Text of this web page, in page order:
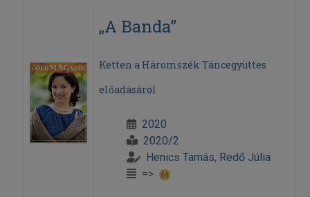
„A Banda”
Ketten a Háromszék Táncegyüttes
előadásáról
2020
2020/2
Henics Tamás, Redő Júlia
=>